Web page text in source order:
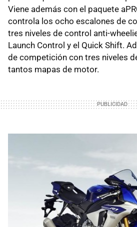
Viene además con el paquete
controla los ocho escalones de
tres niveles de control anti-
Launch Control y el Quick Shift.
de competición con tres niveles
tantos mapas de motor.